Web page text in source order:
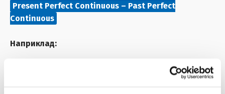
Present Perfect Continuous – Past Perfect
Continuous
Наприклад:
“Чи маєте ви працюючи на цьому since June?”